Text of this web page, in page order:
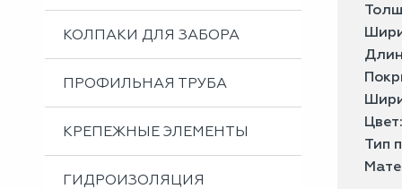
КОЛПАКИ ДЛЯ ЗАБОРА
ПРОФИЛЬНАЯ ТРУБА
КРЕПЕЖНЫЕ ЭЛЕМЕНТЫ
ГИДРОИЗОЛЯЦИЯ
Тип